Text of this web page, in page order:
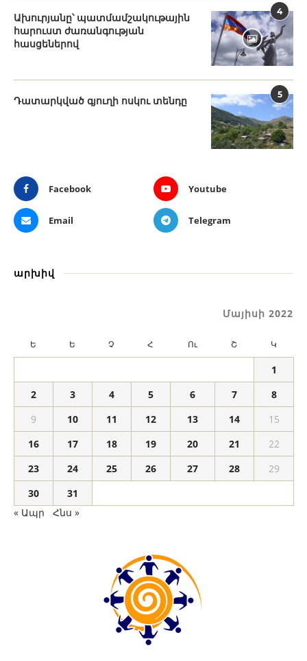
4
Ախուրյանը՝ պատմամշակութային
հարուստ ժառանգության
հասցեներով
5
Դատարկված գյուղի ոսկու տենդը
Facebook Youtube
Email Telegram
արխիվ
Մայիսի 2022
Ե Ե Չ Հ Ու Շ Կ
1
2
3 4 5 6 7
8
9
10 11 12 13 14
15
16
17 18 19 20 21
22
23
24 25 26 27 28
29
30
31
« Ապր
Հնս »